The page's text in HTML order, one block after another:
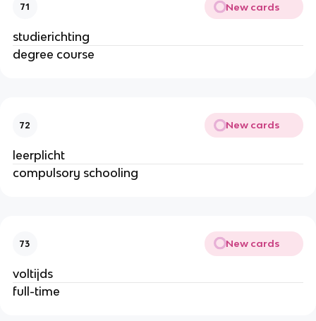
71 New cards
studierichting
degree course
72 New cards
leerplicht
compulsory schooling
73 New cards
voltijds
full-time